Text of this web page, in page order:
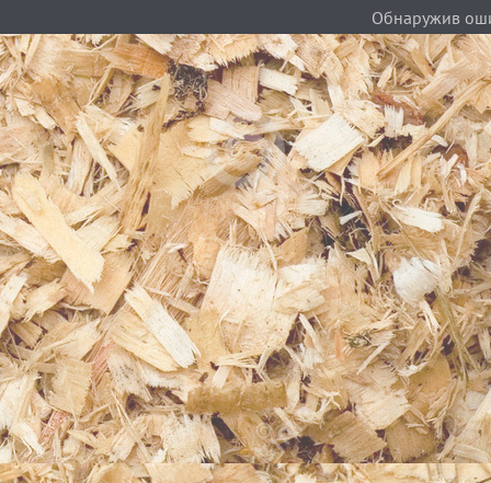
Обнаружив